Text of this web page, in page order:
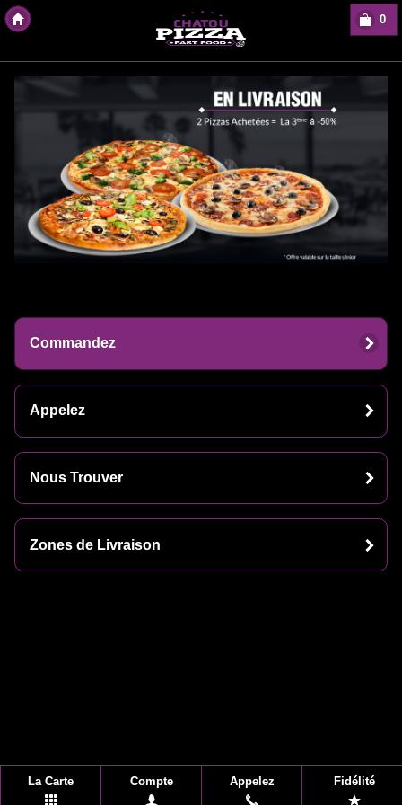
0
Commandez
Appelez
Nous Trouver
Zones de Livraison
La Carte Compte Appelez Fidélité
Copyright Des-click